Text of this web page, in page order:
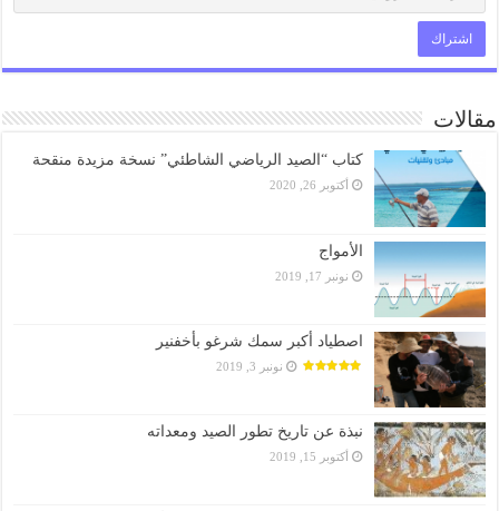
مقالات
كتاب “الصيد الرياضي الشاطئي” نسخة مزيدة منقحة
أكتوبر 26, 2020
الأمواج
نونبر 17, 2019
اصطياد أكبر سمك شرغو بأخفنير
نونبر 3, 2019
نبذة عن تاريخ تطور الصيد ومعداته
أكتوبر 15, 2019